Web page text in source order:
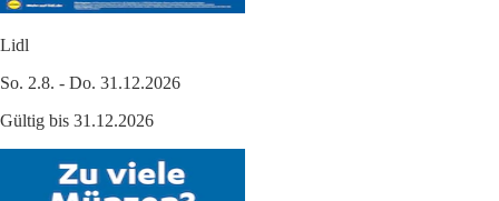
Lidl
So. 2.8. - Do. 31.12.2026
Gültig bis 31.12.2026